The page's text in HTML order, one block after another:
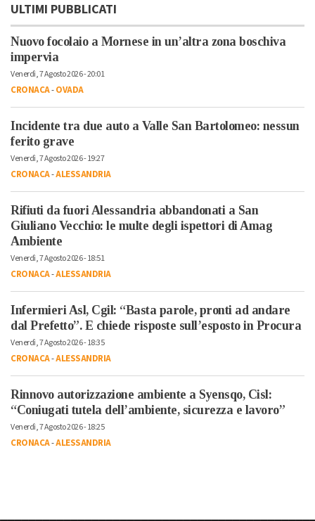
ULTIMI PUBBLICATI
Nuovo focolaio a Mornese in un’altra zona boschiva
impervia
Venerdì, 7 Agosto 2026 - 20:01
CRONACA-OVADA
Incidente tra due auto a Valle San Bartolomeo: nessun
ferito grave
Venerdì, 7 Agosto 2026 - 19:27
CRONACA-ALESSANDRIA
Rifiuti da fuori Alessandria abbandonati a San
Giuliano Vecchio: le multe degli ispettori di Amag
Ambiente
Venerdì, 7 Agosto 2026 - 18:51
CRONACA-ALESSANDRIA
Infermieri Asl, Cgil: “Basta parole, pronti ad andare
dal Prefetto”. E chiede risposte sull’esposto in Procura
Venerdì, 7 Agosto 2026 - 18:35
CRONACA-ALESSANDRIA
Rinnovo autorizzazione ambiente a Syensqo, Cisl:
“Coniugati tutela dell’ambiente, sicurezza e lavoro”
Venerdì, 7 Agosto 2026 - 18:25
CRONACA-ALESSANDRIA